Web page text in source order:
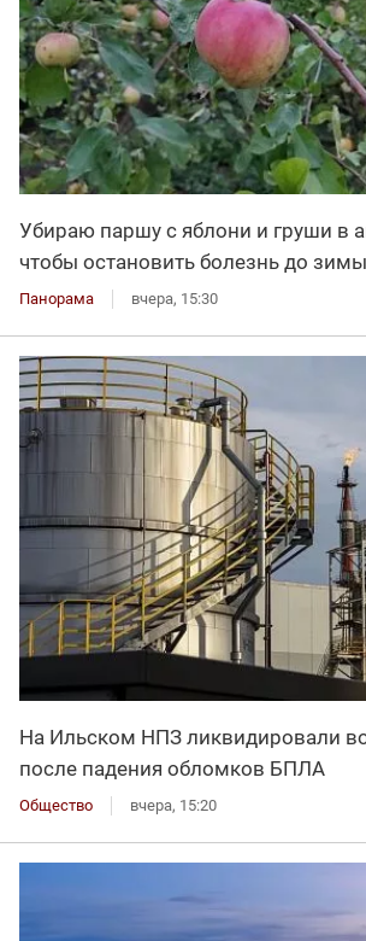
Убираю паршу с яблони и груши в
чтобы остановить болезнь до зимы
Панорама вчера, 15:30
На Ильском НПЗ ликвидировали
после падения обломков БПЛА
Общество вчера, 15:20